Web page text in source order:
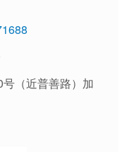
号（近普善路）加